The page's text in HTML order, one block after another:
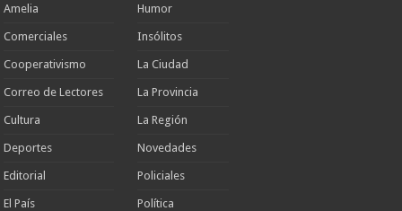
Amelia
Comerciales
Cooperativismo
Correo de Lectores
Cultura
Deportes
Editorial
El País
Humor
Insólitos
La Ciudad
La Provincia
La Región
Novedades
Policiales
Política